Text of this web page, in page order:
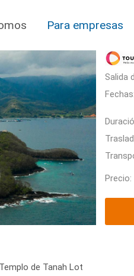
Para empresas
Salida
Fechas:
Precio:
de Tanah Lot